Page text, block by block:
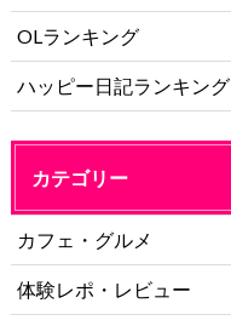
OLランキング
ハッピー日記ランキング
カテゴリー
カフェ・グルメ
体験レポ・レビュー